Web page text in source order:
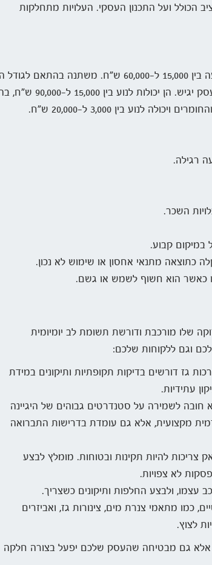
הכולל ועל התכנון העסקי. העלויות מתחלקות
הוא עשוי.
90,000 ש"ח, בהתאם לכלים ולמתקנים הדרושים.
לנוע בין 3,000 ל-20,000 ש"ח.
רגילה.
השכר.
במיקום קבוע.
כתוצאה מתנאי אחסון או שימוש לא נכון.
כאשר הוא חשוף לשמש או גשם.
שלו מורכבת ודורשת תשומת לב יומיומית
וגם ללקוחות שלכם:
גז דורשים בדיקות תקופתיות ותיקונים במידת
עתידיות.
חובה לשמירה על סטנדרטים גבוהים של היגיינה
מקצועית, אלא גם עומדת בדרישות התברואה
להיות תקינות ובטוחות. מומלץ לבצע
לא צפויות.
עצמו, ולבצע החלפות ותיקונים כשצריך.
כמו מתאמי צנרת מים, צינורות גז, ואביזרים
לצוץ.
אלא גם מבטיחה שהעסק שלכם יפעל בצורה חלקה